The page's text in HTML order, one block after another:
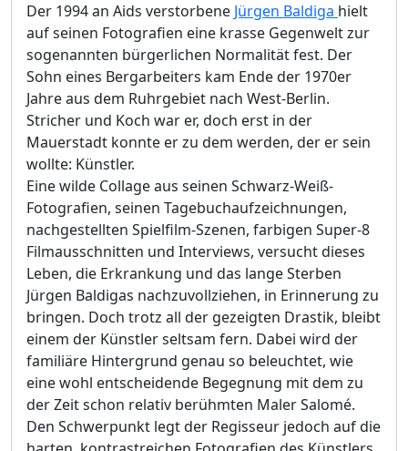
Der 1994 an Aids verstorbene Jürgen Baldiga hielt
auf seinen Fotografien eine krasse Gegenwelt zur
sogenannten bürgerlichen Normalität fest. Der
Sohn eines Bergarbeiters kam Ende der 1970er
Jahre aus dem Ruhrgebiet nach West-Berlin.
Stricher und Koch war er, doch erst in der
Mauerstadt konnte er zu dem werden, der er sein
wollte: Künstler.
Eine wilde Collage aus seinen Schwarz-Weiß-
Fotografien, seinen Tagebuchaufzeichnungen,
nachgestellten Spielfilm-Szenen, farbigen Super-8
Filmausschnitten und Interviews, versucht dieses
Leben, die Erkrankung und das lange Sterben
Jürgen Baldigas nachzuvollziehen, in Erinnerung zu
bringen. Doch trotz all der gezeigten Drastik, bleibt
einem der Künstler seltsam fern. Dabei wird der
familiäre Hintergrund genau so beleuchtet, wie
eine wohl entscheidende Begegnung mit dem zu
der Zeit schon relativ berühmten Maler Salomé.
Den Schwerpunkt legt der Regisseur jedoch auf die